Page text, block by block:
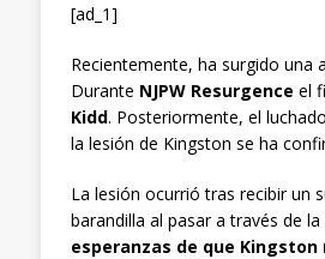
[ad_1]
Recientemente, ha surgido una
Durante NJPW Resurgence el
Kidd. Posteriormente, el
la lesión de Kingston se ha
La lesión ocurrió tras recibir un
barandilla al pasar a través de
esperanzas de que